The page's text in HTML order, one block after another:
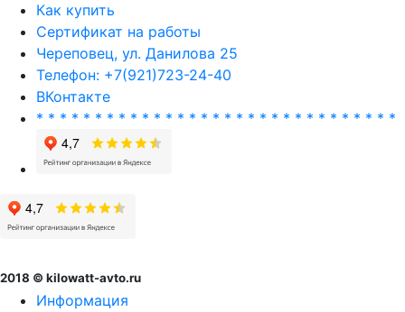
Как купить
Сертификат на работы
Череповец, ул. Данилова 25
Телефон: +7(921)723-24-40
ВКонтакте
* * * * * * * * * * * * * * * * * * * * * * * * * * * * * * *
2018 © kilowatt-avto.ru
Информация